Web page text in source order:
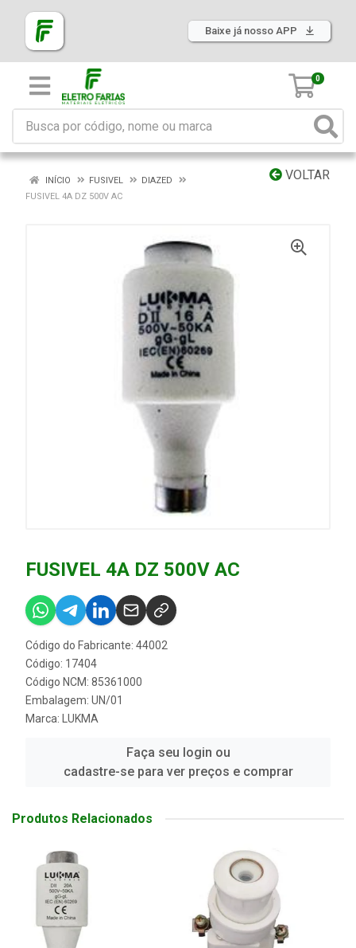
Baixe já nosso APP
0
VOLTAR
INÍCIO FUSIVEL
DIAZED
FUSIVEL 4A DZ 500V AC
FUSIVEL 4A DZ 500V AC
Código do Fabricante: 44002
Código: 17404
Código NCM: 85361000
Embalagem: UN/01
Marca:
LUKMA
Faça seu login ou
cadastre-se para ver preços e comprar
Produtos Relacionados